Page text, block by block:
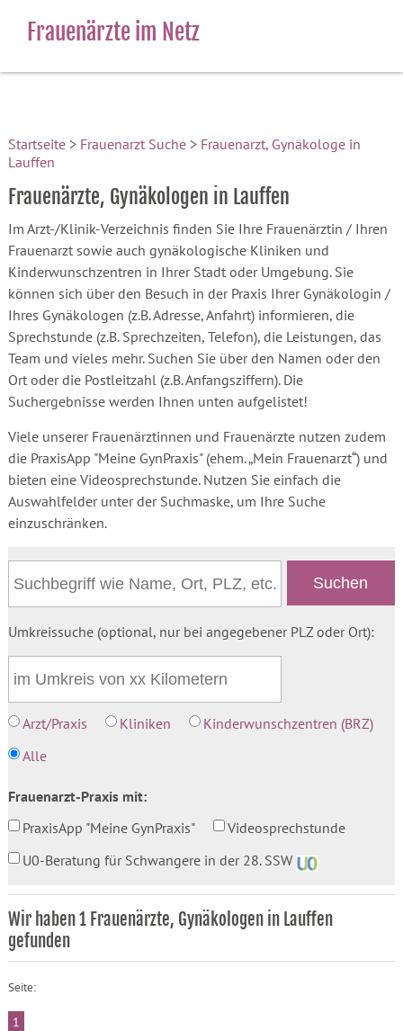
Frauenärzte im Netz
Startseite> Frauenarzt Suche> Frauenarzt, Gynäkologe in
Lauffen
Frauenärzte, Gynäkologen in Lauffen
Im Arzt-/Klinik-Verzeichnis finden Sie Ihre Frauenärztin / Ihren
Frauenarzt sowie auch gynäkologische Kliniken und
Kinderwunschzentren in Ihrer Stadt oder Umgebung. Sie
können sich über den Besuch in der Praxis Ihrer Gynäkologin /
Ihres Gynäkologen (z.B. Adresse, Anfahrt) informieren, die
Sprechstunde (z.B. Sprechzeiten, Telefon), die Leistungen, das
Team und vieles mehr. Suchen Sie über den Namen oder den
Ort oder die Postleitzahl (z.B. Anfangsziffern). Die
Suchergebnisse werden Ihnen unten aufgelistet!
Viele unserer Frauenärztinnen und Frauenärzte nutzen zudem
die PraxisApp "Meine GynPraxis" (ehem. „Mein Frauenarzt“) und
bieten eine Videosprechstunde. Nutzen Sie einfach die
Auswahlfelder unter der Suchmaske, um Ihre Suche
einzuschränken.
Umkreissuche (optional, nur bei angegebener PLZ oder Ort):
Arzt/Praxis Kliniken
Kinderwunschzentren (BRZ)
Alle
Frauenarzt-Praxis mit:
PraxisApp "Meine GynPraxis"
Videosprechstunde
U0-Beratung für Schwangere in der 28. SSW
Wir haben 1 Frauenärzte, Gynäkologen in Lauffen
gefunden
Seite:
1